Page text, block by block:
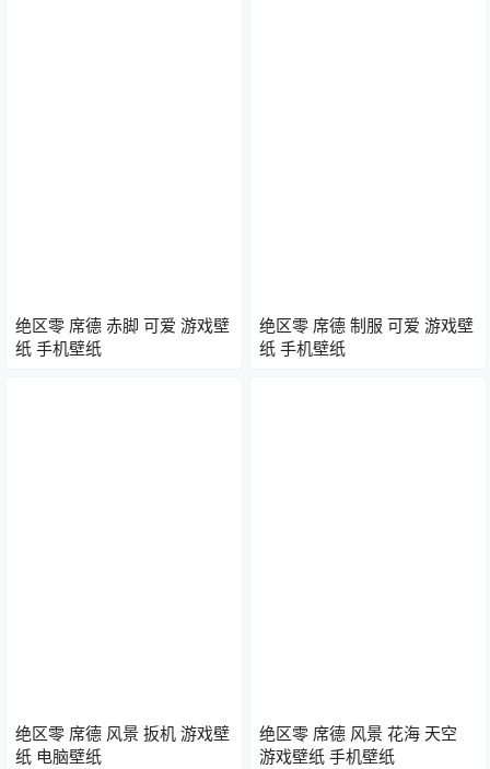
绝区零 席德 赤脚 可爱 游戏壁
纸 手机壁纸
绝区零 席德 制服 可爱 游戏壁
纸 手机壁纸
绝区零 席德 风景 扳机 游戏壁
纸 电脑壁纸
绝区零 席德 风景 花海 天空
游戏壁纸 手机壁纸